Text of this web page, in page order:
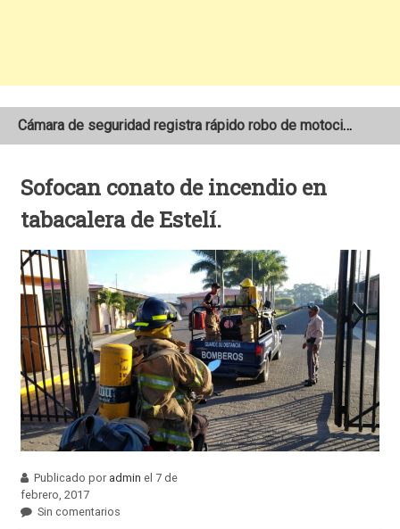
Cámara de seguridad registra rápido robo de motocicleta en el barrio Santo Domingo de Estelí
Sofocan conato de incendio en
tabacalera de Estelí.
Publicado por admin el 7 de
febrero, 2017
Sin comentarios